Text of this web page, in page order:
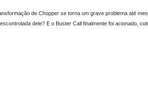
de Chopper se torna um grave problema até
dele? E o Buster Call finalmente foi acionado,